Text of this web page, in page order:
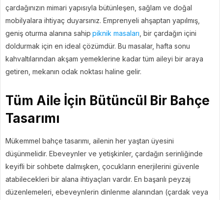
çardağınızın mimari yapısıyla bütünleşen, sağlam ve doğal
mobilyalara ihtiyaç duyarsınız. Emprenyeli ahşaptan yapılmış,
geniş oturma alanına sahip piknik masaları , bir çardağın içini
doldurmak için en ideal çözümdür. Bu masalar, hafta sonu
kahvaltılarından akşam yemeklerine kadar tüm aileyi bir araya
getiren, mekanın odak noktası haline gelir.
Tüm Aile İçin Bütüncül Bir Bahçe
Tasarımı
Mükemmel bahçe tasarımı, ailenin her yaştan üyesini
düşünmelidir. Ebeveynler ve yetişkinler, çardağın serinliğinde
keyifli bir sohbete dalmışken, çocukların enerjilerini güvenle
atabilecekleri bir alana ihtiyaçları vardır. En başarılı peyzaj
düzenlemeleri, ebeveynlerin dinlenme alanından (çardak veya